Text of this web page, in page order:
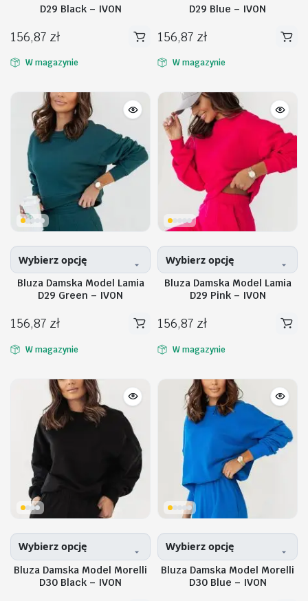
D29 Black – IVON
156,87 zł
Ten
produkt
wariantów.
Opcje
można
wybrać
stronie
produktu
W magazynie
D29 Blue – IVON
156,87 zł
Ten
produkt
wiele
wariantów.
Opcje
można
wybrać
stronie
produktu
W magazynie
Wybierz opcję
Bluza Damska Model Lamia
D29 Green – IVON
156,87 zł
Ten
produkt
wariantów.
można
wybrać
stronie
produktu
W magazynie
Wybierz opcję
Bluza Damska Model Lamia
D29 Pink – IVON
156,87 zł
Ten
produkt
wariantów.
Opcje
można
wybrać
stronie
produktu
W magazynie
Wybierz opcję
Bluza Damska Model Morelli
D30 Black – IVON
Wybierz opcję
Bluza Damska Model Morelli
D30 Blue – IVON